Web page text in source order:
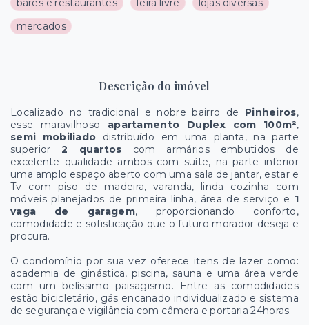
bares e restaurantes feira livre
lojas diversas
mercados
Descrição do imóvel
Localizado no tradicional e nobre bairro de Pinheiros,
esse maravilhoso apartamento Duplex com 100m²,
semi mobiliado distribuído em uma planta, na parte
superior 2 quartos com armários embutidos de
excelente qualidade ambos com suíte, na parte inferior
uma amplo espaço aberto com uma sala de jantar, estar e
Tv com piso de madeira, varanda, linda cozinha com
móveis planejados de primeira linha, área de serviço e 1
vaga de garagem, proporcionando conforto,
comodidade e sofisticação que o futuro morador deseja e
procura.
O condomínio por sua vez oferece itens de lazer como:
academia de ginástica, piscina, sauna e uma área verde
com um belíssimo paisagismo. Entre as comodidades
estão bicicletário, gás encanado individualizado e sistema
de segurança e vigilância com câmera e portaria 24horas.